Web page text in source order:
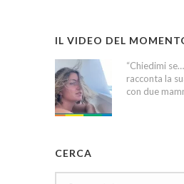
IL VIDEO DEL
“Chiedimi
racconta la
con due
CERCA